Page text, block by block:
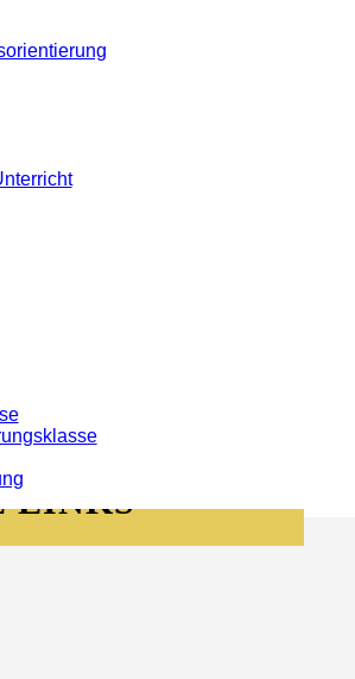
Projekte, Wettbewerbe, ...
LINKS